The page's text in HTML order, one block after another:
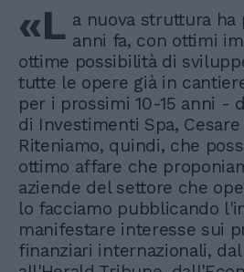
«L a nuova struttura ha
anni fa, con ottimi
ottime possibilità di
tutte le opere già in
per i prossimi 10-15 anni -
di Investimenti Spa,
Riteniamo, quindi, che
ottimo affare che
aziende del settore che
lo facciamo pubblicando
manifestare interesse sui
finanziari internazionali,